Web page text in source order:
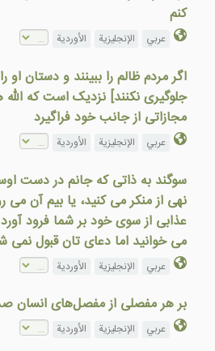
کنم
عربي الإنجليزية الأوردية
اگر مردم ظالم را ببینند و دستان او
جلوگیری نکنند] نزدیک است که الله
مجازاتی از جانب خود فراگیرد
عربي الإنجليزية الأوردية
سوگند به ذاتی که جانم در دست
نهی از منکر می کنيد، یا بيم آن می
عذابی از سوی خود بر شما فرود آورد
می خوانيد اما دعای تان قبول نمی
عربي الإنجليزية الأوردية
بر هر مفصلی از مفصل‌های انسان
عربي الإنجليزية الأوردية